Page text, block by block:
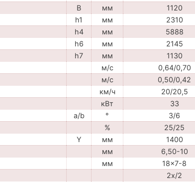
B мм
1120
h1 мм
2310
h4 мм
5888
h6 мм
2145
h7 мм
1130
м/с
0,64/0,70
м/с
0,50/0,42
км/ч
20/20,5
кВт
33
a/b °
3/6
%
25/25
Y мм
1400
мм
6,50-10
мм
18x7-8
2x/2